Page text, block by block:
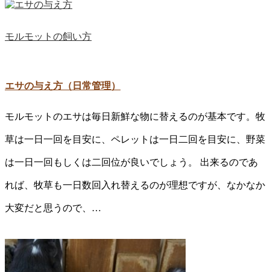
モルモットの飼い方
エサの与え方（日常管理）
モルモットのエサは毎日新鮮な物に替えるのが基本です。牧
草は一日一回を目安に、ペレットは一日二回を目安に、野菜
は一日一回もしくは二回位が良いでしょう。 出来るのであ
れば、牧草も一日数回入れ替えるのが理想ですが、なかなか
大変だと思うので、…